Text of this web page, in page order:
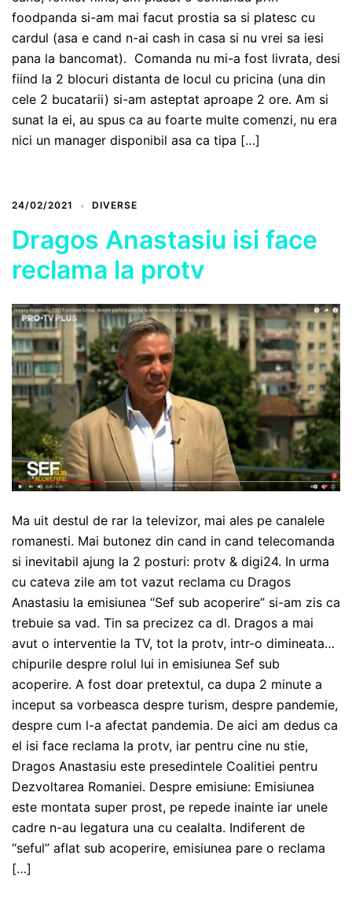
foodpanda si-am mai facut prostia sa si platesc cu
cardul (asa e cand n-ai cash in casa si nu vrei sa iesi
pana la bancomat). Comanda nu mi-a fost livrata, desi
fiind la 2 blocuri distanta de locul cu pricina (una din
cele 2 bucatarii) si-am asteptat aproape 2 ore. Am si
sunat la ei, au spus ca au foarte multe comenzi, nu era
nici un manager disponibil asa ca tipa […]
24/02/2021 DIVERSE
Dragos Anastasiu isi face
reclama la protv
Ma uit destul de rar la televizor, mai ales pe canalele
romanesti. Mai butonez din cand in cand telecomanda
si inevitabil ajung la 2 posturi: protv & digi24. In urma
cu cateva zile am tot vazut reclama cu Dragos
Anastasiu la emisiunea “Sef sub acoperire” si-am zis ca
trebuie sa vad. Tin sa precizez ca dl. Dragos a mai
avut o interventie la TV, tot la protv, intr-o dimineata…
chipurile despre rolul lui in emisiunea Sef sub
acoperire. A fost doar pretextul, ca dupa 2 minute a
inceput sa vorbeasca despre turism, despre pandemie,
despre cum l-a afectat pandemia. De aici am dedus ca
el isi face reclama la protv, iar pentru cine nu stie,
Dragos Anastasiu este presedintele Coalitiei pentru
Dezvoltarea Romaniei. Despre emisiune: Emisiunea
este montata super prost, pe repede inainte iar unele
cadre n-au legatura una cu cealalta. Indiferent de
“seful” aflat sub acoperire, emisiunea pare o reclama
[…]